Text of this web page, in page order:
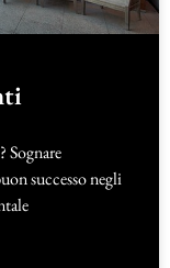
Sognare
successo negli